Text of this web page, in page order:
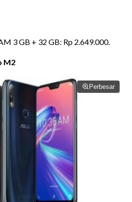
3 GB + 32 GB: Rp 2.649.000.
M2
Perbesar